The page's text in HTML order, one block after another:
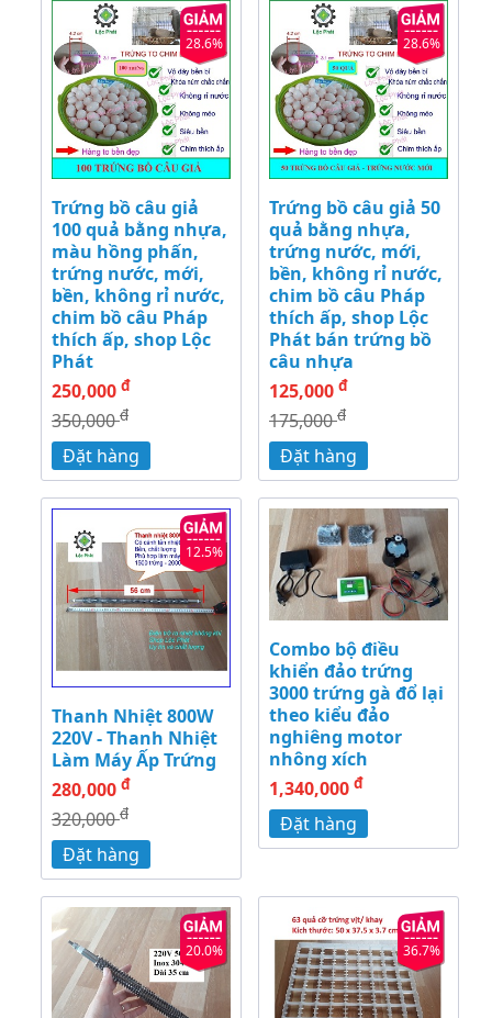
28.6%
Trứng bồ câu giả
100 quả bằng nhựa,
màu hồng phấn,
trứng nước, mới,
bền, không rỉ nước,
chim bồ câu Pháp
thích ấp, shop Lộc
Phát
250,000 đ
350,000đ
Đặt hàng
28.6%
Trứng bồ câu giả 50
quả bằng nhựa,
trứng nước, mới,
bền, không rỉ nước,
chim bồ câu Pháp
thích ấp, shop Lộc
Phát bán trứng bồ
câu nhựa
125,000 đ
175,000đ
Đặt hàng
12.5%
Thanh Nhiệt 800W
220V - Thanh Nhiệt
Làm Máy Ấp Trứng
280,000 đ
320,000đ
Đặt hàng
Combo bộ điều
khiển đảo trứng
3000 trứng gà đổ lại
theo kiểu đảo
nghiêng motor
nhông xích
1,340,000 đ
Đặt hàng
20.0% 36.7%